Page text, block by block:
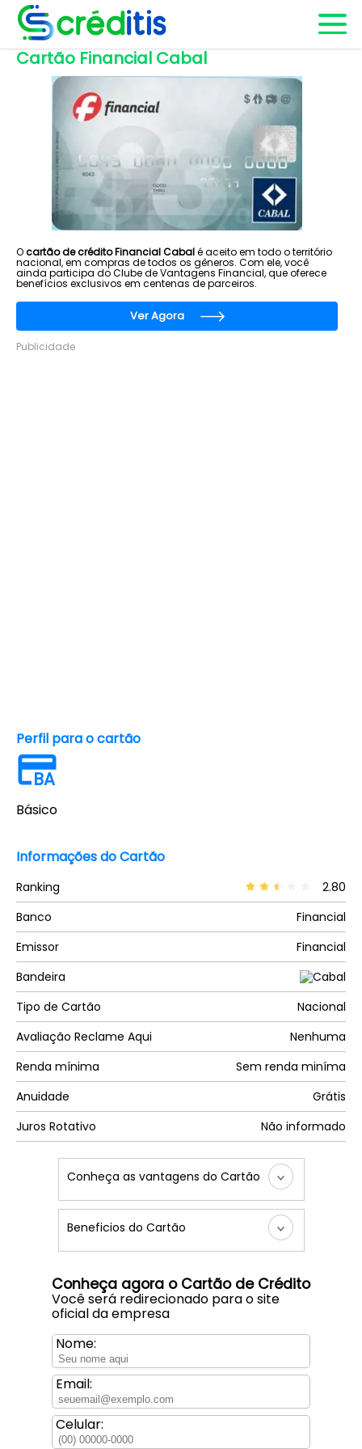
Cartão Financial Cabal
Ocartão de crédito Financial Cabalé aceito em todo o território
nacional, em compras de todos os gêneros. Com ele, você
ainda participa do Clube de Vantagens Financial, que oferece
benefícios exclusivos em centenas de parceiros.
Ver Agora
Publicidade
Perfil para o cartão
BA
Básico
Informações do Cartão
Ranking
2.80
Banco
Financial
Emissor
Financial
Bandeira
Tipo de Cartão
Nacional
Avaliação Reclame Aqui
Nenhuma
Renda mínima
Sem renda miníma
Anuidade
Grátis
Juros Rotativo
Não informado
Conheça as vantagens do Cartão
Beneficios do Cartão
Conheça agora o Cartão de Crédito
Você será redirecionado para o site
oficial da empresa
Nome:
Email:
Celular: